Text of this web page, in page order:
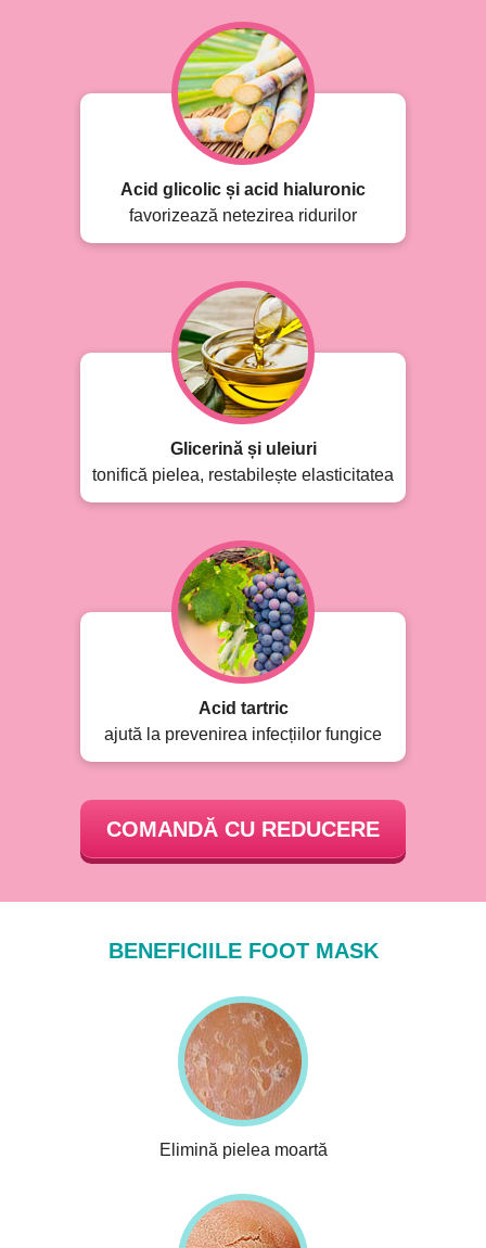
Acid glicolic și acid hialuronic
favorizează netezirea ridurilor
Glicerină și uleiuri
tonifică pielea, restabilește elasticitatea
Acid tartric
ajută la prevenirea infecțiilor fungice
COMANDĂ CU REDUCERE
BENEFICIILE FOOT MASK
Elimină pielea moartă